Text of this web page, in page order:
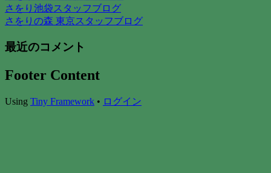
さをり池袋スタッフブログ
さをりの森 東京スタッフブログ
最近のコメント
Footer Content
Using Tiny Framework • ログイン